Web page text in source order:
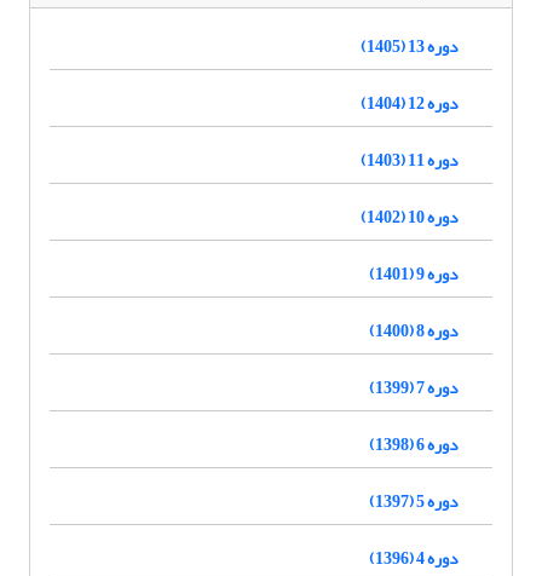
دوره 13 (1405)
دوره 12 (1404)
دوره 11 (1403)
دوره 10 (1402)
دوره 9 (1401)
دوره 8 (1400)
دوره 7 (1399)
دوره 6 (1398)
دوره 5 (1397)
دوره 4 (1396)